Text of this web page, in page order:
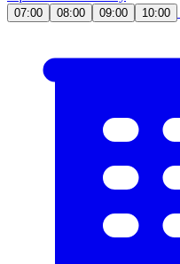
07:00 08:00 09:00 10:00